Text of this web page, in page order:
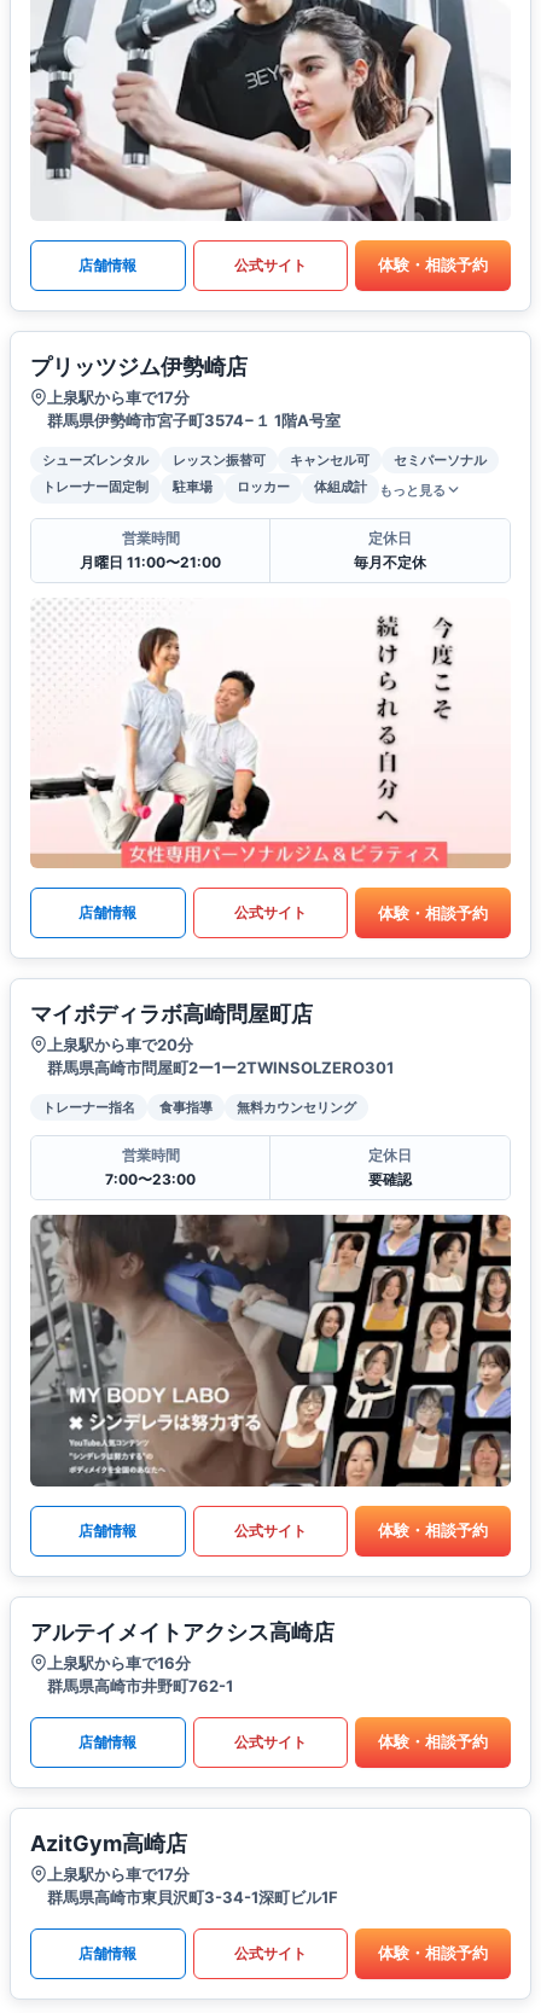
店舗情報 公式サイト 体験・相談予約
プリッツジム伊勢崎店
上泉駅から車で17分
群馬県伊勢崎市宮子町3574−１ 1階A号室
シューズレンタル レッスン振替可 キャンセル可
セミパーソナル
トレーナー固定制
駐車場 ロッカー 体組成計 もっと見る
営業時間
月曜日 11:00〜21:00
定休日
毎月不定休
店舗情報 公式サイト 体験・相談予約
マイボディラボ高崎問屋町店
上泉駅から車で20分
群馬県高崎市問屋町2ー1ー2TWINSOLZERO301
トレーナー指名 食事指導 無料カウンセリング
営業時間
7:00〜23:00
定休日
要確認
店舗情報 公式サイト 体験・相談予約
アルテイメイトアクシス高崎店
上泉駅から車で16分
群馬県高崎市井野町762-1
店舗情報 公式サイト 体験・相談予約
AzitGym高崎店
上泉駅から車で17分
群馬県高崎市東貝沢町3-34-1深町ビル1F
店舗情報 公式サイト 体験・相談予約